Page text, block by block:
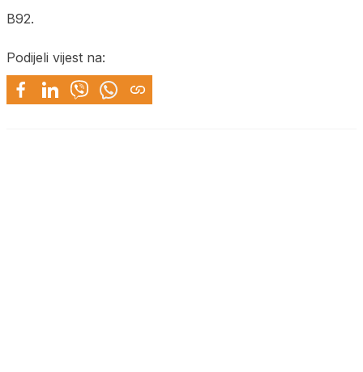
B92.
Podijeli vijest na: